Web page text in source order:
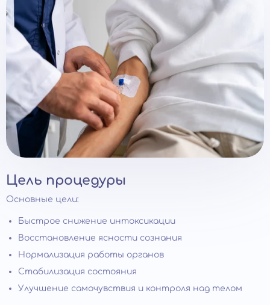
Цель процедуры
Основные цели:
Быстрое снижение интоксикации
Восстановление ясности сознания
Нормализация работы органов
Стабилизация состояния
Улучшение самочувствия и контроля над телом